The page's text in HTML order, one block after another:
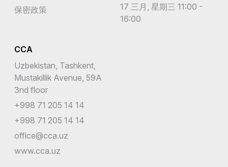
保密政策
17 三月, 星期三 11:00 -
16:00
CCA
Uzbekistan, Tashkent,
Mustakillik Avenue, 59A
3nd floor
+998 71 205 14 14
+998 71 205 14 14
office@cca.uz
www.cca.uz